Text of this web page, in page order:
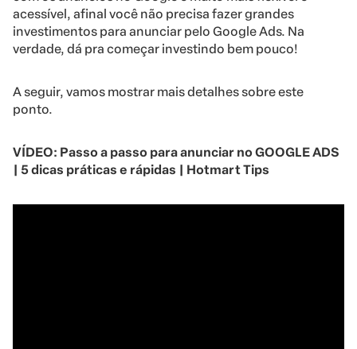
acessível, afinal você não precisa fazer grandes
investimentos para anunciar pelo Google Ads. Na
verdade, dá pra começar investindo bem pouco!
A seguir, vamos mostrar mais detalhes sobre este
ponto.
VÍDEO: Passo a passo para anunciar no GOOGLE ADS
| 5 dicas práticas e rápidas | Hotmart Tips